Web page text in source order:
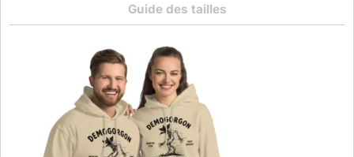
Guide des tailles